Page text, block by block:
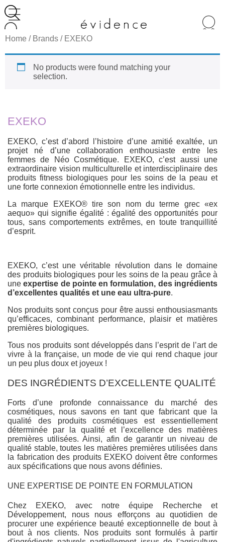
de
produits
Home / Brands / EXEKO
No products were found matching your
selection.
EXEKO
EXEKO, c’est d’abord l’histoire d’une amitié exaltée, un
projet né d’une collaboration enthousiaste entre les
femmes de Néo Cosmétique. EXEKO, c’est aussi une
extraordinaire vision multiculturelle et interdisciplinaire des
produits fitness biologiques pour les soins de la peau et
une forte connexion émotionnelle entre les individus.
La marque EXEKO® tire son nom du terme grec «ex
aequo» qui signifie égalité : égalité des opportunités pour
tous, sans comportements extrêmes, en toute tranquillité
d’esprit.
EXEKO, c’est une véritable révolution dans le domaine
des produits biologiques pour les soins de la peau grâce à
uneexpertise de pointe en formulation, des ingrédients
d’excellentes qualités et une eau ultra-pure.
Nos produits sont conçus pour être aussi enthousiasmants
qu’efficaces, combinant performance, plaisir et matières
premières biologiques.
Tous nos produits sont développés dans l’esprit de l’art de
vivre à la française, un mode de vie qui rend chaque jour
un peu plus doux et joyeux !
DES INGRÉDIENTS D’EXCELLENTE QUALITÉ
Forts d’une profonde connaissance du marché des
cosmétiques, nous savons en tant que fabricant que la
qualité des produits cosmétiques est essentiellement
déterminée par la qualité et l’excellence des matières
premières utilisées. Ainsi, afin de garantir un niveau de
qualité stable, toutes les matières premières utilisées dans
la fabrication des produits EXEKO doivent être conformes
aux spécifications que nous avons définies.
UNE EXPERTISE DE POINTE EN FORMULATION
Chez EXEKO, avec notre équipe Recherche et
Développement, nous nous efforçons au quotidien de
procurer une expérience beauté exceptionnelle de bout à
bout à nos clients. Nos produits sont formulés à partir